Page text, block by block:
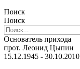
Поиск
Поиск
Основатель прихода
прот. Леонид Цыпин
15.12.1945 - 30.10.2010